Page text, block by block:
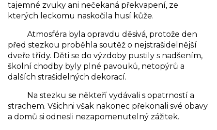
tajemné zvuky ani nečekaná překvapení, ze
kterých leckomu naskočila husí kůže.
Atmosféra byla opravdu děsivá, protože den
před stezkou proběhla soutěž o nejstrašidelnější
dveře třídy. Děti se do výzdoby pustily s nadšením,
školní chodby byly plné pavouků, netopýrů a
dalších strašidelných dekorací.
Na stezku se někteří vydávali s opatrností a
strachem. Všichni však nakonec překonali své obavy
a domů si odnesli nezapomenutelný zážitek.